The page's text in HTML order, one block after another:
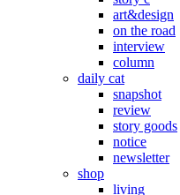
art&design
on the road
interview
column
daily cat
snapshot
review
story goods
notice
newsletter
shop
living